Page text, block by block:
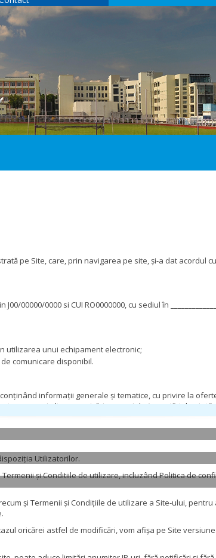
pe Site, care, prin navigarea pe site, și-a dat acordul
00000/0000 si CUI RO0000000, cu sediul în
utilizarea unui echipament electronic;
comunicare disponibil.
informații generale și tematice, cu privire la
precum și alte comunicări comerciale (cercetări de piață
Utilizatorilor.
și Conditiile de utilizare, incluzând Politica de
și Termenii și Condițiile de utilizare a Site-ului,
oricărei astfel de modificări, vom afișa pe Site